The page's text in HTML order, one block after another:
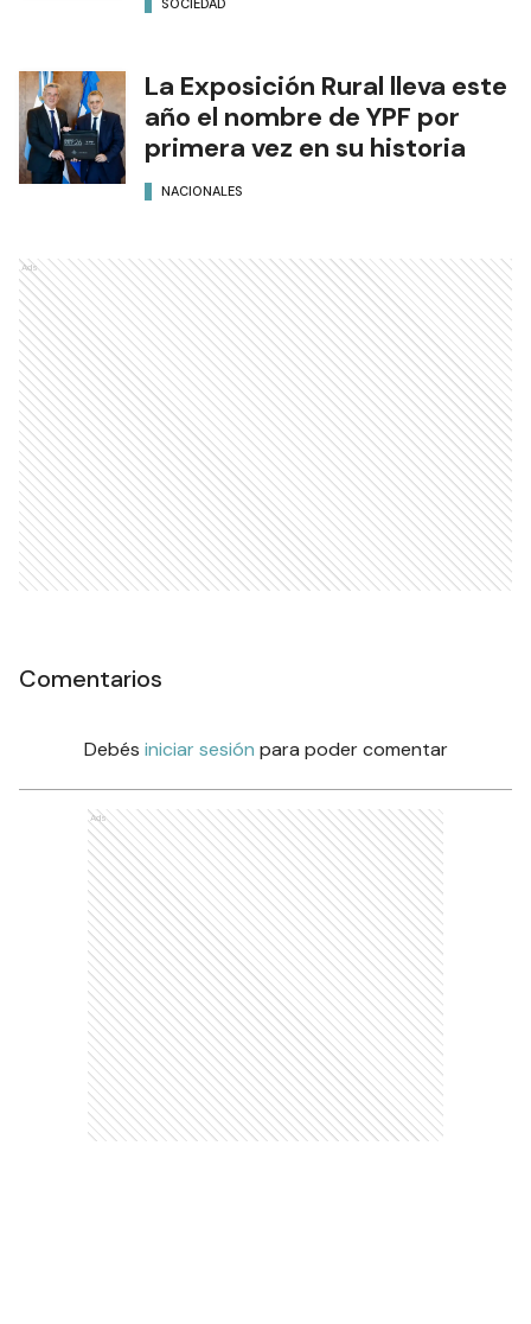
SOCIEDAD
La Exposición Rural lleva este
año el nombre de YPF por
primera vez en su historia
NACIONALES
Ads
Comentarios
Debés iniciar sesión para poder comentar
Ads